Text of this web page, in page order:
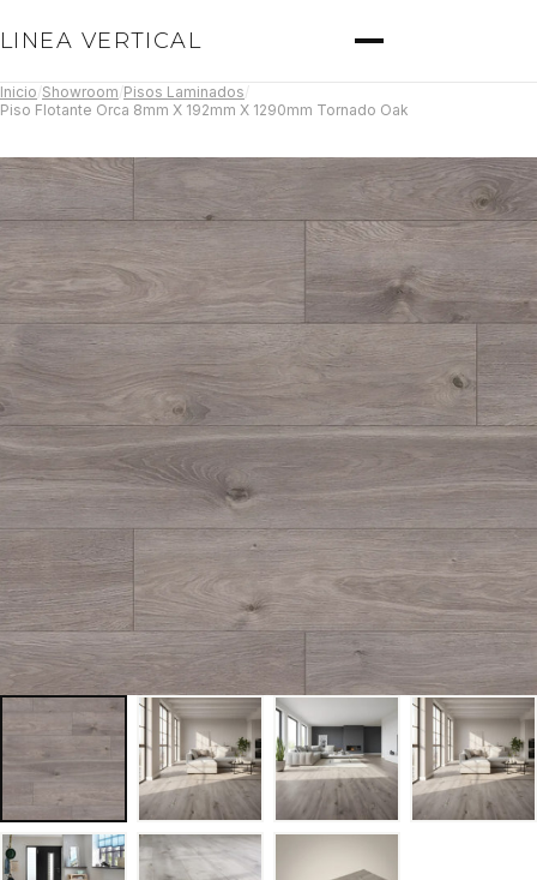
LINEA VERTICAL
Inicio Showroom Pisos Laminados
Piso Flotante Orca 8mm X 192mm X 1290mm Tornado Oak